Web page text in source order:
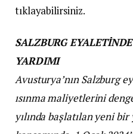
tıklayabilirsiniz.
SALZBURG
YARDIMI
Avusturya’nın Salzburg
ısınma maliyetlerini
yılında başlatılan yeni